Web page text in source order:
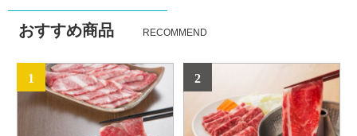
おすすめ商品 RECOMMEND
1 2